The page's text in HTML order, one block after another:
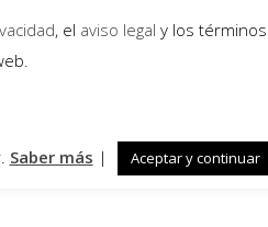
, el aviso legal y los
Saber más | Aceptar y continuar